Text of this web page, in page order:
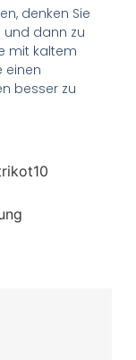
denken Sie
und dann zu
mit kaltem
einen
besser zu